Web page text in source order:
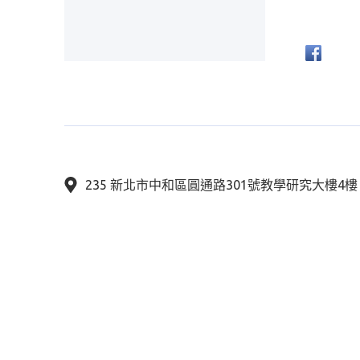
235 新北市中和區圓通路301號教學研究大樓4樓